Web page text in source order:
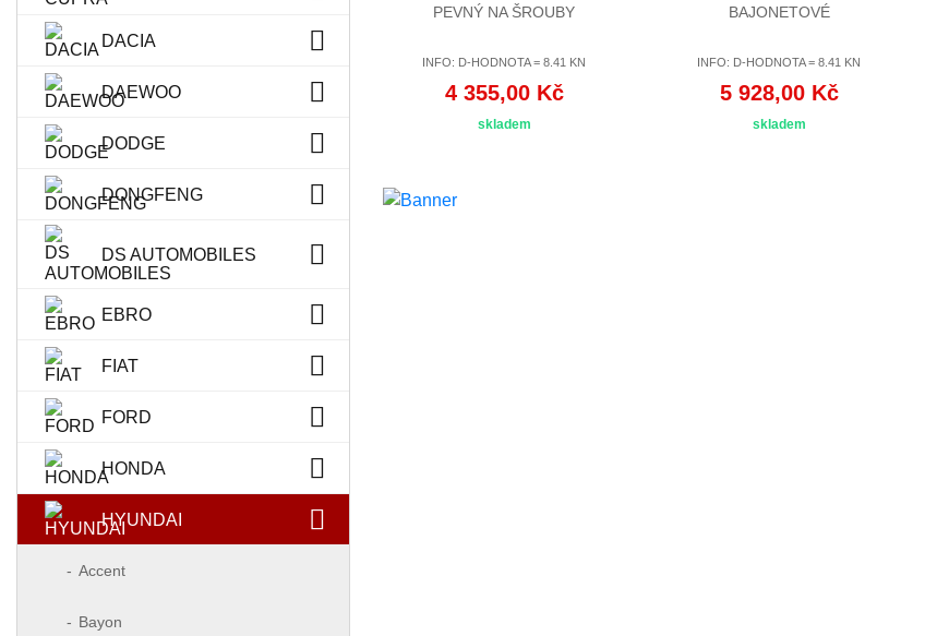
DACIA
DAEWOO
DODGE
DONGFENG
DS AUTOMOBILES
EBRO
FIAT
FORD
HONDA
HYUNDAI
Accent
Bayon
PEVNÝ NA ŠROUBY
INFO: D-HODNOTA = 8.41 KN
4 355,00 Kč
skladem
BAJONETOVÉ
INFO: D-HODNOTA = 8.41 KN
5 928,00 Kč
skladem